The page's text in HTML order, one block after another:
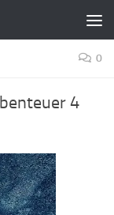
0
4